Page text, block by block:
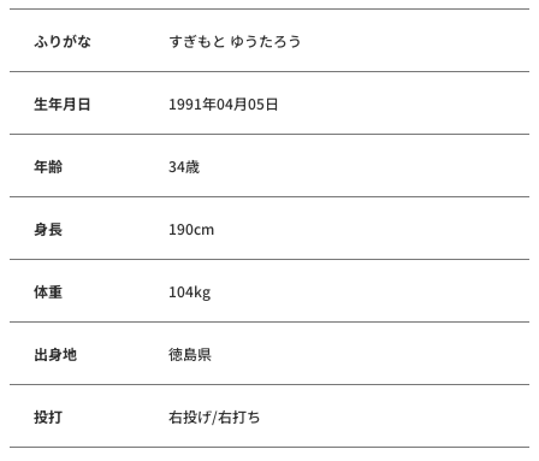
ふりがな すぎもと ゆうたろう
生年月日 1991年04月05日
年齢 34歳
身長 190cm
体重 104kg
出身地 徳島県
投打 右投げ/右打ち